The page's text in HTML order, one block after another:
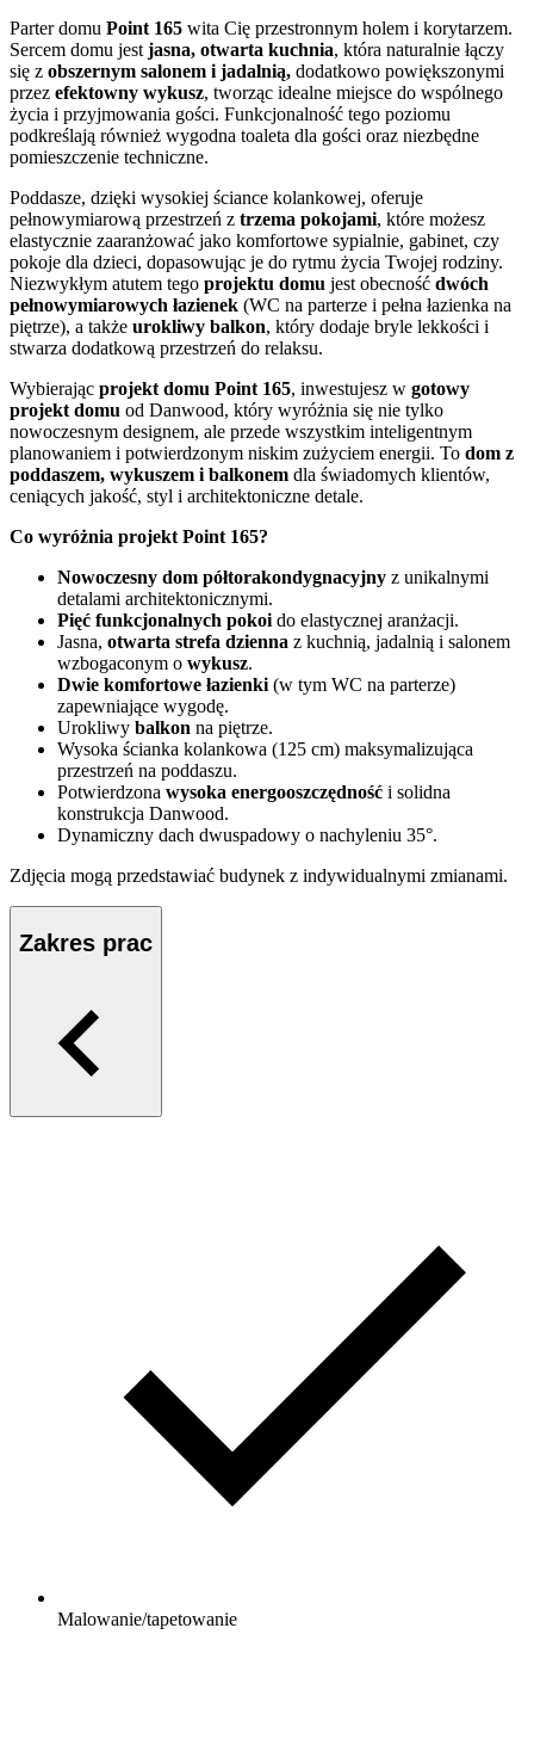
Parter domu Point 165 wita Cię przestronnym holem i korytarzem.
Sercem domu jest jasna, otwarta kuchnia, która naturalnie łączy
się z obszernym salonem i jadalnią, dodatkowo powiększonymi
przez efektowny wykusz, tworząc idealne miejsce do wspólnego
życia i przyjmowania gości. Funkcjonalność tego poziomu
podkreślają również wygodna toaleta dla gości oraz niezbędne
pomieszczenie techniczne.
Poddasze, dzięki wysokiej ściance kolankowej, oferuje
pełnowymiarową przestrzeń z trzema pokojami, które możesz
elastycznie zaaranżować jako komfortowe sypialnie, gabinet, czy
pokoje dla dzieci, dopasowując je do rytmu życia Twojej rodziny.
Niezwykłym atutem tego projektu domu jest obecność dwóch
pełnowymiarowych łazienek (WC na parterze i pełna łazienka na
piętrze), a także urokliwy balkon, który dodaje bryle lekkości i
stwarza dodatkową przestrzeń do relaksu.
Wybierając projekt domu Point 165, inwestujesz w gotowy
projekt domu od Danwood, który wyróżnia się nie tylko
nowoczesnym designem, ale przede wszystkim inteligentnym
planowaniem i potwierdzonym niskim zużyciem energii. To dom z
poddaszem, wykuszem i balkonem dla świadomych klientów,
ceniących jakość, styl i architektoniczne detale.
Co wyróżnia projekt Point 165?
Nowoczesny dom półtorakondygnacyjny z unikalnymi
detalami architektonicznymi.
Pięć funkcjonalnych pokoi do elastycznej aranżacji.
Jasna, otwarta strefa dzienna z kuchnią, jadalnią i salonem
wzbogaconym o wykusz.
Dwie komfortowe łazienki (w tym WC na parterze)
zapewniające wygodę.
Urokliwy balkon na piętrze.
Wysoka ścianka kolankowa (125 cm) maksymalizująca
przestrzeń na poddaszu.
Potwierdzona wysoka energooszczędność i solidna
konstrukcja Danwood.
Dynamiczny dach dwuspadowy o nachyleniu 35°.
Zdjęcia mogą przedstawiać budynek z indywidualnymi zmianami.
Zakres prac
Malowanie/tapetowanie